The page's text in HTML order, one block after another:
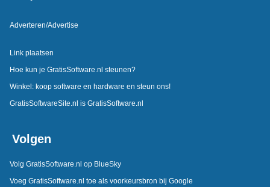
Adverteren/Advertise
Link plaatsen
Hoe kun je GratisSoftware.nl steunen?
Winkel: koop software en hardware en steun ons!
GratisSoftwareSite.nl is GratisSoftware.nl
Volgen
Volg GratisSoftware.nl op BlueSky
Voeg GratisSoftware.nl toe als voorkeursbron bij Google